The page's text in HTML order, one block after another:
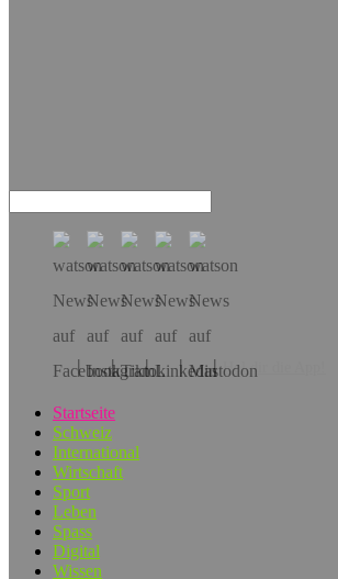
Hol dir die App!
Startseite
Schweiz
International
Wirtschaft
Sport
Leben
Spass
Digital
Wissen